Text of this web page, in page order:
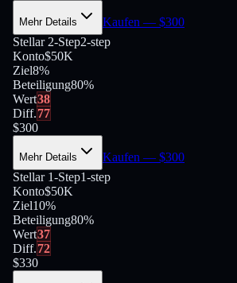
Mehr Details Kaufen — $300
Stellar 2-Step2-step
Konto$50K
Ziel8%
Beteiligung80%
Wert38
Diff.77
$300
Mehr Details Kaufen — $300
Stellar 1-Step1-step
Konto$50K
Ziel10%
Beteiligung80%
Wert37
Diff.72
$330